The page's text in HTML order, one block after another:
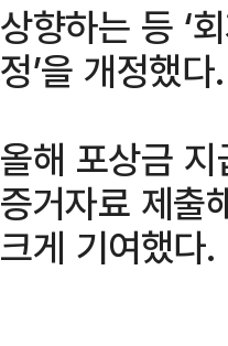
상향하는 등 ‘
정’을 개정했다.
올해 포상금
증거자료 제출
크게 기여했다.